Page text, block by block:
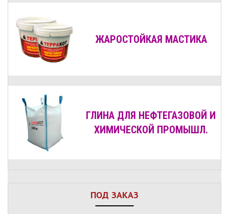
ЖАРОСТОЙКАЯ МАСТИКА
ГЛИНА ДЛЯ НЕФТЕГАЗОВОЙ И
ХИМИЧЕСКОЙ ПРОМЫШЛ.
ПОД ЗАКАЗ